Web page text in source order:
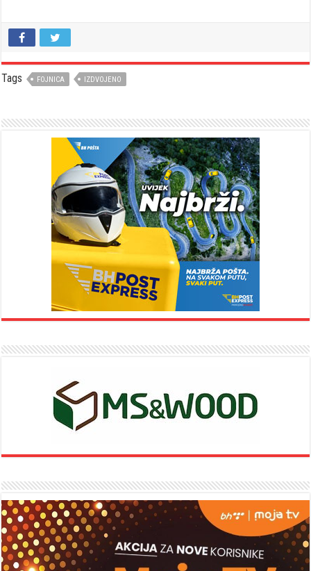
Tags FOJNICA IZDVOJENO